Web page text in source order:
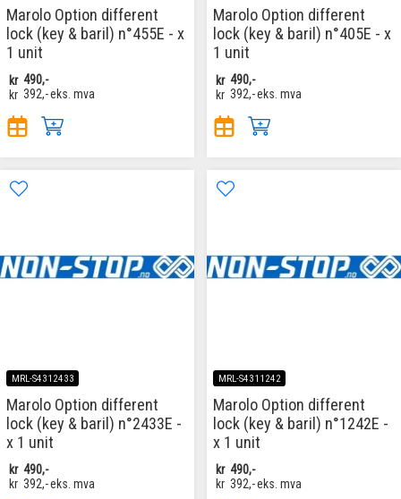
Marolo Option different
lock (key & baril) n°455E - x
1 unit
kr 490,-
kr 392,-eks. mva
Marolo Option different
lock (key & baril) n°405E - x
1 unit
kr 490,-
kr 392,-eks. mva
MRL-S4312433
Marolo Option different
lock (key & baril) n°2433E -
x 1 unit
kr 490,-
kr 392,-eks. mva
MRL-S4311242
Marolo Option different
lock (key & baril) n°1242E -
x 1 unit
kr 490,-
kr 392,-eks. mva